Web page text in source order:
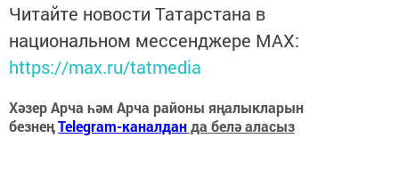
Читайте новости Татарстана в
национальном мессенджере MАХ:
https://max.ru/tatmedia
Хәзер Арча һәм Арча районы яңалыкларын
безнеңTelegram-каналданда белә аласыз